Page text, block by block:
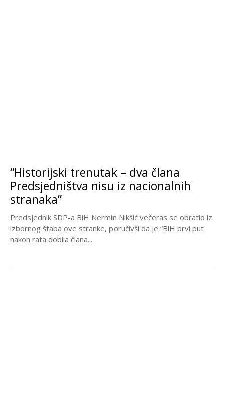
“Historijski trenutak – dva člana
Predsjedništva nisu iz nacionalnih
stranaka”
Predsjednik SDP-a BiH Nermin Nikšić večeras se obratio iz
izbornog štaba ove stranke, poručivši da je “BiH prvi put
nakon rata dobila člana...